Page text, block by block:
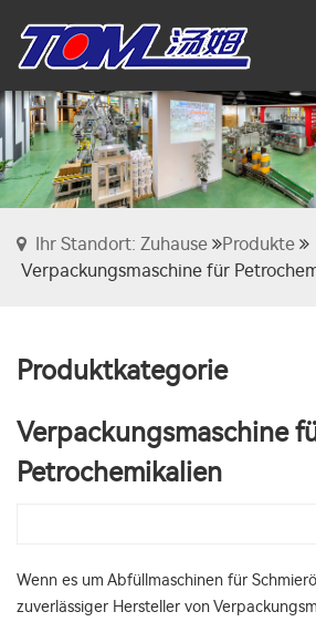
Ihr Standort: Zuhause
Produkte
Verpackungsmaschine für
Produktkategorie
Verpackungsmaschine
Petrochemikalien
Wenn es um Abfüllmaschinen für
zuverlässiger Hersteller von